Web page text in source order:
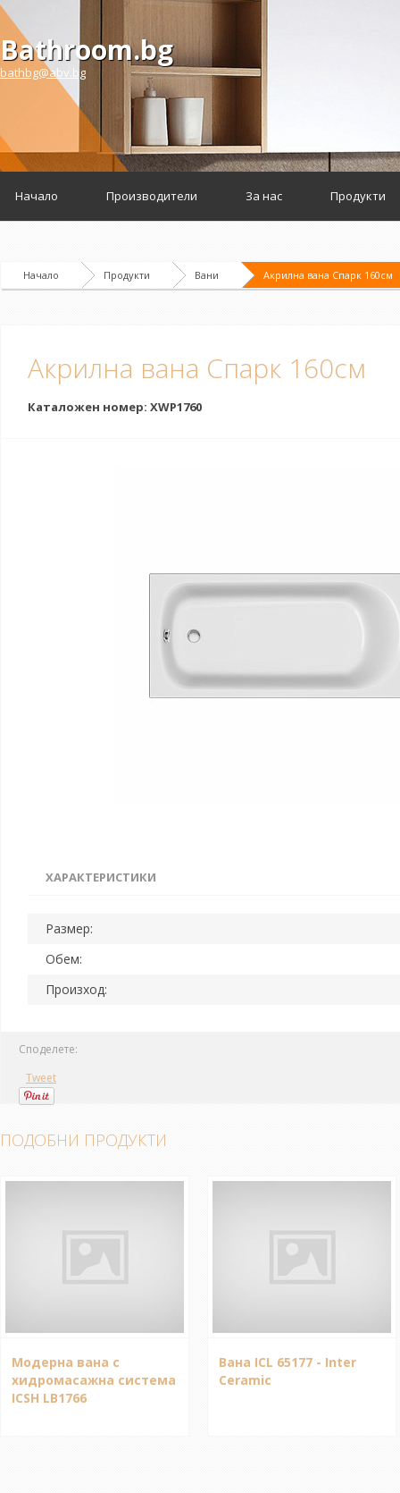
Bathroom.bg
bathbg@abv.bg
Начало Производители За нас Продукти
Начало Продукти Вани Акрилна вана Спарк 160см
Акрилна вана Спарк 160см
Каталожен номер: XWP1760
ХАРАКТЕРИСТИКИ
Размер:
Обем:
Произход:
Споделете:
Tweet
ПОДОБНИ ПРОДУКТИ
Модерна вана с
хидромасажна система
ICSH LB1766
Вана ICL 65177 - Inter
Ceramic